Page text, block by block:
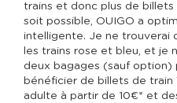
trains et donc plus de
soit possible, OUIGO a
intelligente. Je ne trouverai
les trains rose et bleu, et je
deux bagages (sauf option)
bénéficier de billets de train
adulte à partir de 10€* et